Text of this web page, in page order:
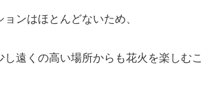
ンはほとんどないため、
し遠くの高い場所からも花火を楽しむこ